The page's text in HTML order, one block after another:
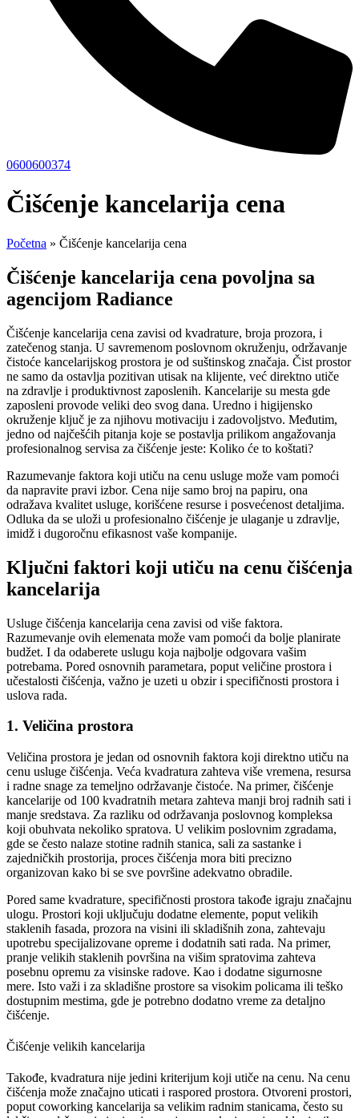
0600600374
Čišćenje kancelarija cena
Početna » Čišćenje kancelarija cena
Čišćenje kancelarija cena povoljna sa
agencijom Radiance
Čišćenje kancelarija cena zavisi od kvadrature, broja prozora, i
zatečenog stanja. U savremenom poslovnom okruženju, održavanje
čistoće kancelarijskog prostora je od suštinskog značaja. Čist prostor
ne samo da ostavlja pozitivan utisak na klijente, već direktno utiče
na zdravlje i produktivnost zaposlenih. Kancelarije su mesta gde
zaposleni provode veliki deo svog dana. Uredno i higijensko
okruženje ključ je za njihovu motivaciju i zadovoljstvo. Međutim,
jedno od najčešćih pitanja koje se postavlja prilikom angažovanja
profesionalnog servisa za čišćenje jeste: Koliko će to koštati?
Razumevanje faktora koji utiču na cenu usluge može vam pomoći
da napravite pravi izbor. Cena nije samo broj na papiru, ona
odražava kvalitet usluge, korišćene resurse i posvećenost detaljima.
Odluka da se uloži u profesionalno čišćenje je ulaganje u zdravlje,
imidž i dugoročnu efikasnost vaše kompanije.
Ključni faktori koji utiču na cenu čišćenja
kancelarija
Usluge čišćenja kancelarija cena zavisi od više faktora.
Razumevanje ovih elemenata može vam pomoći da bolje planirate
budžet. I da odaberete uslugu koja najbolje odgovara vašim
potrebama. Pored osnovnih parametara, poput veličine prostora i
učestalosti čišćenja, važno je uzeti u obzir i specifičnosti prostora i
uslova rada.
1. Veličina prostora
Veličina prostora je jedan od osnovnih faktora koji direktno utiču na
cenu usluge čišćenja. Veća kvadratura zahteva više vremena, resursa
i radne snage za temeljno održavanje čistoće. Na primer, čišćenje
kancelarije od 100 kvadratnih metara zahteva manji broj radnih sati i
manje sredstava. Za razliku od održavanja poslovnog kompleksa
koji obuhvata nekoliko spratova. U velikim poslovnim zgradama,
gde se često nalaze stotine radnih stanica, sali za sastanke i
zajedničkih prostorija, proces čišćenja mora biti precizno
organizovan kako bi se sve površine adekvatno obradile.
Pored same kvadrature, specifičnosti prostora takođe igraju značajnu
ulogu. Prostori koji uključuju dodatne elemente, poput velikih
staklenih fasada, prozora na visini ili skladišnih zona, zahtevaju
upotrebu specijalizovane opreme i dodatnih sati rada. Na primer,
pranje velikih staklenih površina na višim spratovima zahteva
posebnu opremu za visinske radove. Kao i dodatne sigurnosne
mere. Isto važi i za skladišne prostore sa visokim policama ili teško
dostupnim mestima, gde je potrebno dodatno vreme za detaljno
čišćenje.
Čišćenje velikih kancelarija
Takođe, kvadratura nije jedini kriterijum koji utiče na cenu. Na cenu
čišćenja može značajno uticati i raspored prostora. Otvoreni prostori,
poput coworking kancelarija sa velikim radnim stanicama, često su